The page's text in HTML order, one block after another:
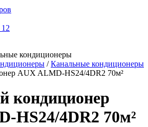
12
кондиционеры
/Канальные кондиционеры
AUX ALMD-HS24/4DR2 70м²
кондиционер
HS24/4DR2 70м²